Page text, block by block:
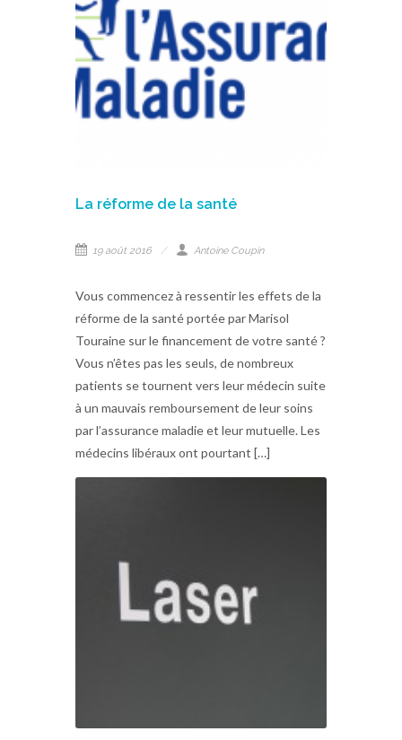
La réforme de la santé
19 août 2016 Antoine Coupin
Vous commencez à ressentir les effets de la
réforme de la santé portée par Marisol
Touraine sur le financement de votre santé ?
Vous n’êtes pas les seuls, de nombreux
patients se tournent vers leur médecin suite
à un mauvais remboursement de leur soins
par l’assurance maladie et leur mutuelle. Les
médecins libéraux ont pourtant […]